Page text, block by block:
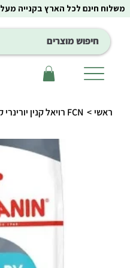
משלוח חינם לכל הארץ בקנייה מעל
ראשי > FCN רויאל קנין יורינרי קייר חתול 4 ק"ג